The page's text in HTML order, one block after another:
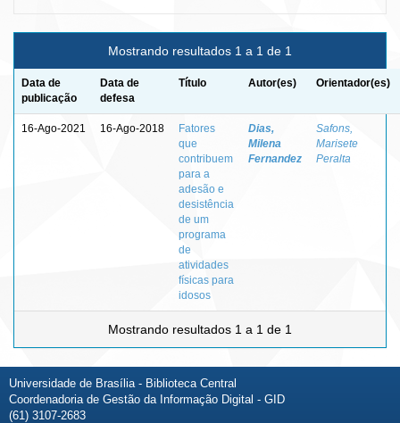
Mostrando resultados 1 a 1 de 1
Data de
publicação
Data de
defesa
Título Autor(es) Orientador(es)
16-Ago-2021 16-Ago-2018
Fatores
que
contribuem
para a
adesão e
desistência
de um
programa
de
atividades
físicas para
idosos
Dias,
Milena
Fernandez
Safons,
Marisete
Peralta
Mostrando resultados 1 a 1 de 1
Universidade de Brasília - Biblioteca Central
Coordenadoria de Gestão da Informação Digital - GID
(61) 3107-2683